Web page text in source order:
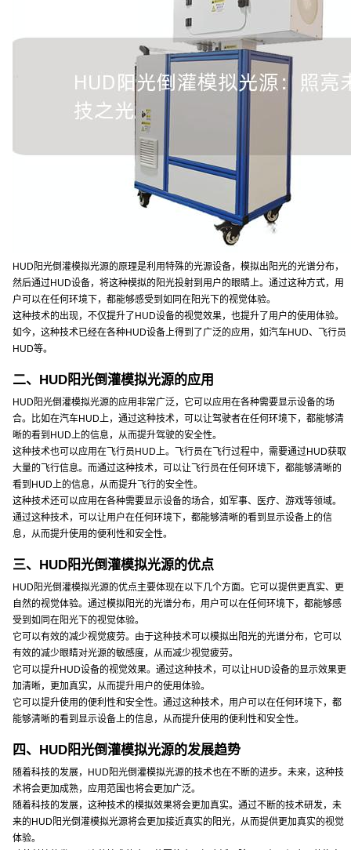
HUD阳光倒灌模拟光源的原理是利用特殊的光源设备，模拟出阳光的光谱分布，
然后通过HUD设备，将这种模拟的阳光投射到用户的眼睛上。通过这种方式，用
户可以在任何环境下，都能够感受到如同在阳光下的视觉体验。
这种技术的出现，不仅提升了HUD设备的视觉效果，也提升了用户的使用体验。
如今，这种技术已经在各种HUD设备上得到了广泛的应用，如汽车HUD、飞行员
HUD等。
二、HUD阳光倒灌模拟光源的应用
HUD阳光倒灌模拟光源的应用非常广泛，它可以应用在各种需要显示设备的场
合。比如在汽车HUD上，通过这种技术，可以让驾驶者在任何环境下，都能够清
晰的看到HUD上的信息，从而提升驾驶的安全性。
这种技术也可以应用在飞行员HUD上。飞行员在飞行过程中，需要通过HUD获取
大量的飞行信息。而通过这种技术，可以让飞行员在任何环境下，都能够清晰的
看到HUD上的信息，从而提升飞行的安全性。
这种技术还可以应用在各种需要显示设备的场合，如军事、医疗、游戏等领域。
通过这种技术，可以让用户在任何环境下，都能够清晰的看到显示设备上的信
息，从而提升使用的便利性和安全性。
三、HUD阳光倒灌模拟光源的优点
HUD阳光倒灌模拟光源的优点主要体现在以下几个方面。它可以提供更真实、更
自然的视觉体验。通过模拟阳光的光谱分布，用户可以在任何环境下，都能够感
受到如同在阳光下的视觉体验。
它可以有效的减少视觉疲劳。由于这种技术可以模拟出阳光的光谱分布，它可以
有效的减少眼睛对光源的敏感度，从而减少视觉疲劳。
它可以提升HUD设备的视觉效果。通过这种技术，可以让HUD设备的显示效果更
加清晰，更加真实，从而提升用户的使用体验。
它可以提升使用的便利性和安全性。通过这种技术，用户可以在任何环境下，都
能够清晰的看到显示设备上的信息，从而提升使用的便利性和安全性。
四、HUD阳光倒灌模拟光源的发展趋势
随着科技的发展，HUD阳光倒灌模拟光源的技术也在不断的进步。未来，这种技
术将会更加成熟，应用范围也将会更加广泛。
随着科技的发展，这种技术的模拟效果将会更加真实。通过不断的技术研发，未
来的HUD阳光倒灌模拟光源将会更加接近真实的阳光，从而提供更加真实的视觉
体验。